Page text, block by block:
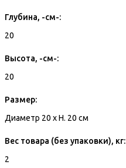
Глубина, -см-:
20
Высота, -см-:
20
Размер:
Диаметр 20 x H. 20 см
Вес товара (без упаковки), кг:
2